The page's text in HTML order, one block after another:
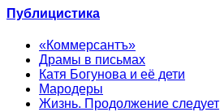
Публицистика
«Коммерсантъ»
Драмы в письмах
Катя Богунова и её дети
Мародеры
Жизнь. Продолжение следует